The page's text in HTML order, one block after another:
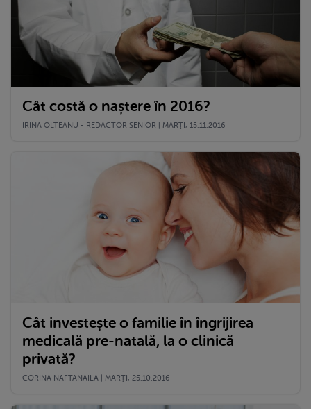
Cât costă o naștere în 2016?
IRINA OLTEANU - REDACTOR SENIOR | MARŢI, 15.11.2016
Cât investește o familie în îngrijirea
medicală pre-natală, la o clinică
privată?
CORINA NAFTANAILA | MARŢI, 25.10.2016